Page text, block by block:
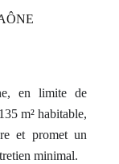
en limite de
m² habitable,
et promet un
minimal.